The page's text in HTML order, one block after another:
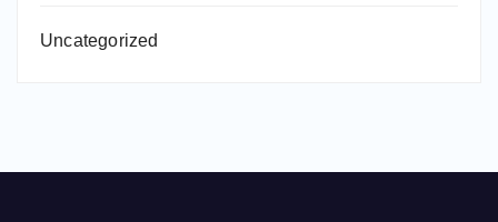
Uncategorized